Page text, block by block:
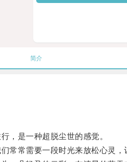
简介
是一种超脱尘世的感觉。
常需要一段时光来放松心灵，